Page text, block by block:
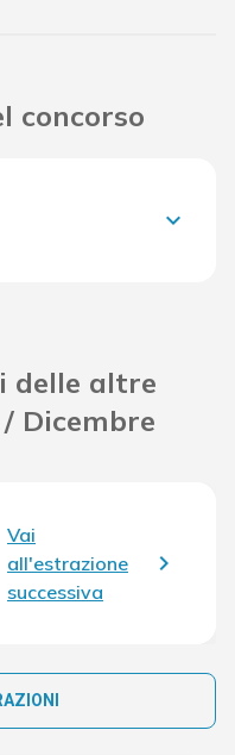
concorso
keyboard_arrow_down
delle altre
Dicembre
Vai
all'estrazione
successiva